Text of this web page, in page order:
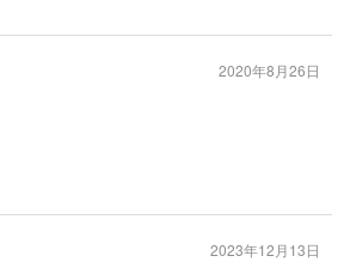
2020年8月26日
2023年12月13日